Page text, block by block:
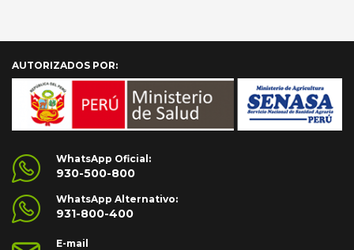
AUTORIZADOS POR:
WhatsApp Oficial:
930-500-800
WhatsApp Alternativo:
931-800-400
E-mail